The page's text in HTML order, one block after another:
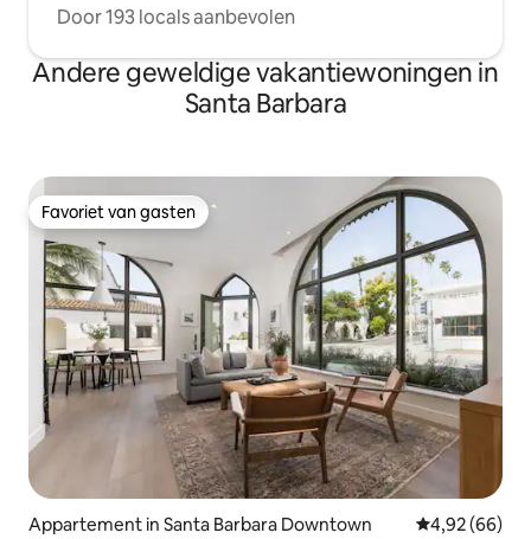
Door 193 locals aanbevolen
Andere geweldige vakantiewoningen in
Santa Barbara
Favoriet van gasten
Favoriet van gasten
Appartement in Santa Barbara Downtown Gemiddelde
4,92 (66)